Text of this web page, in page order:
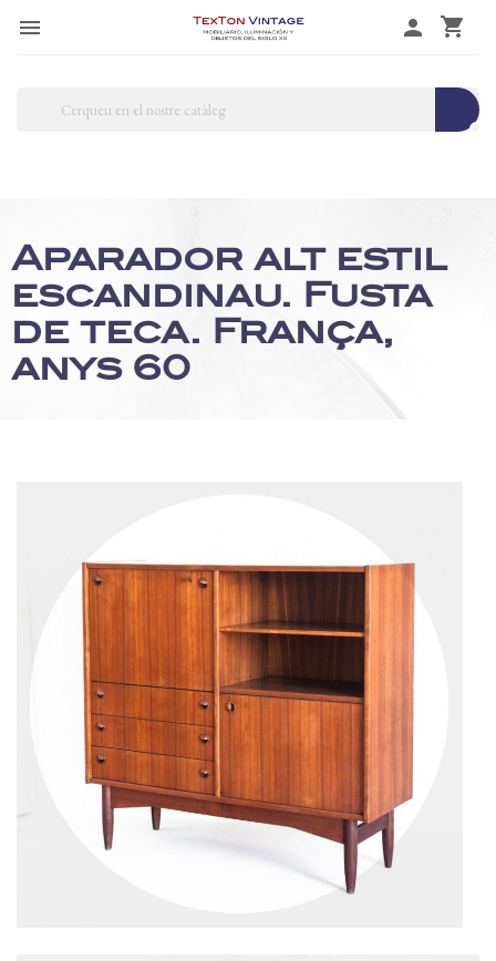
 shopping_cart
person
search
Aparador alt estil
escandinau. Fusta
de teca. França,
anys 60